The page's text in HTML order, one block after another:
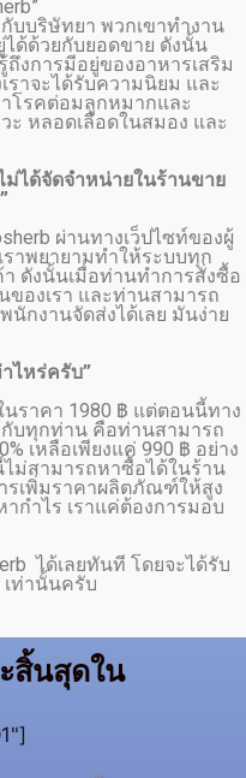
บบริษัทยา พวกเขาทำงาน
ด้ด้วยกับยอดขาย ดังนั้น
งการมีอยู่ของอาหารเสริม
ราจะได้รับความนิยม และ
โรคต่อมลูกหมากและ
หลอดเลือดในสมอง และ
ม่ได้จัดจำหน่ายในร้านขาย
ผ่านทางเว็ปไซท์ของผู้
ราพยายามทำให้ระบบทุก
ดังนั้นเมื่อท่านทำการสั่งซื้อ
ของเรา และท่านสามารถ
กงานจัดส่งได้เลย มันง่าย
ไหร่ครับ”
ราคา 1980 ฿ แต่ตอนนี้ทาง
บทุกท่าน คือท่านสามารถ
เหลือเพียงแค่ 990 ฿ อย่าง
ม่สามารถหาซื้อได้ในร้าน
รเพิ่มราคาผลิตภัณฑ์ให้สูง
กำไร เราแค่ต้องการมอบ
ได้เลยทันที โดยจะได้รับ
เท่านั้นครับ
สิ้นสุดใน